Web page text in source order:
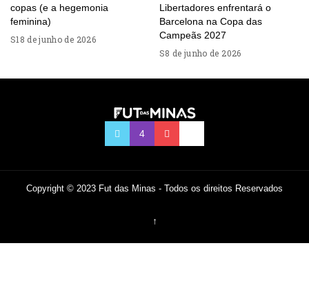
copas (e a hegemonia
feminina)
18 de junho de 2026
Libertadores enfrentará o
Barcelona na Copa das
Campeãs 2027
8 de junho de 2026
Copyright © 2023 Fut das Minas - Todos os direitos Reservados
↑